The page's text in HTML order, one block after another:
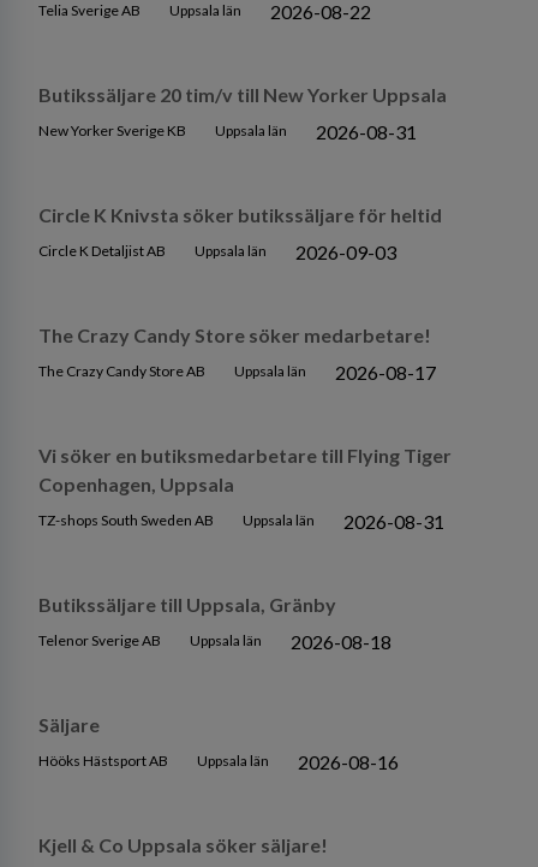
Telia Sverige AB Uppsala län 2026-08-22
Butikssäljare 20 tim/v till New Yorker Uppsala
New Yorker Sverige KB Uppsala län 2026-08-31
Circle K Knivsta söker butikssäljare för heltid
Circle K Detaljist AB Uppsala län 2026-09-03
The Crazy Candy Store söker medarbetare!
The Crazy Candy Store AB Uppsala län 2026-08-17
Vi söker en butiksmedarbetare till Flying Tiger
Copenhagen, Uppsala
TZ-shops South Sweden AB Uppsala län 2026-08-31
Butikssäljare till Uppsala, Gränby
Telenor Sverige AB Uppsala län 2026-08-18
Säljare
Hööks Hästsport AB Uppsala län 2026-08-16
Kjell & Co Uppsala söker säljare!